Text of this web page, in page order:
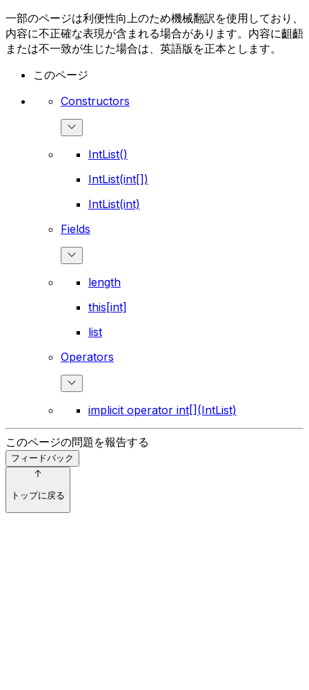
一部のページは利便性向上のため機械翻訳を使用しており、
内容に不正確な表現が含まれる場合があります。内容に齟齬
または不一致が生じた場合は、英語版を正本とします。
このページ
Constructors
IntList()
IntList(int[])
IntList(int)
Fields
length
this[int]
list
Operators
implicit operator int[](IntList)
このページの問題を報告する
フィードバック
トップに戻る